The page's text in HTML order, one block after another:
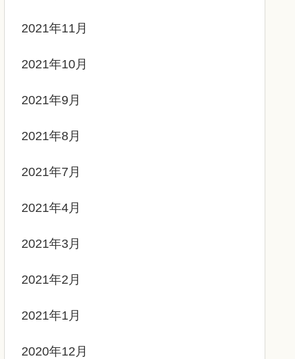
2021年11月
2021年10月
2021年9月
2021年8月
2021年7月
2021年4月
2021年3月
2021年2月
2021年1月
2020年12月